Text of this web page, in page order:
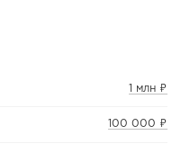
1 млн ₽
100 000 ₽